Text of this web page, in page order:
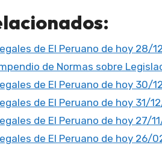
st
o
d
o
n
ail m
p
ar
tir
de El Peruano de hoy 28/
de Normas sobre
de El Peruano de hoy 30/
de El Peruano de hoy 31/
de El Peruano de hoy 27/
de El Peruano de hoy 26/